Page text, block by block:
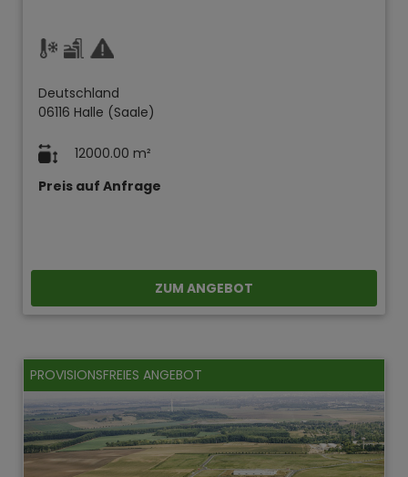
Deutschland
06116 Halle (Saale)
12000.00 m²
Preis auf Anfrage
ZUM ANGEBOT
PROVISIONSFREIES ANGEBOT